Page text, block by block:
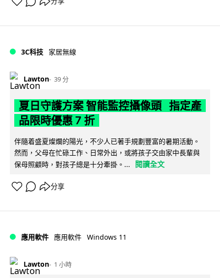
3C科技 家居無線
Lawton 39 分
夏日守護方案 智能監控攝像頭 指定產
品限時優惠 7 折
伴隨着盛夏燦爛的陽光，不少人已著手規劃豐富的暑期活動。
然而，父母在忙碌工作、日常外出，或將孩子交由家中長輩與
保母照顧時，對孩子總是十分牽掛。...
閱讀全文
分享
應用軟件 應用軟件 Windows 11
Lawton 1 小時